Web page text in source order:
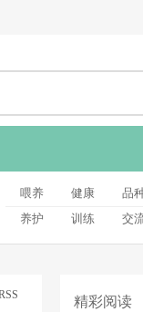
喂养 健康
品
养护
训练 交
精彩阅读